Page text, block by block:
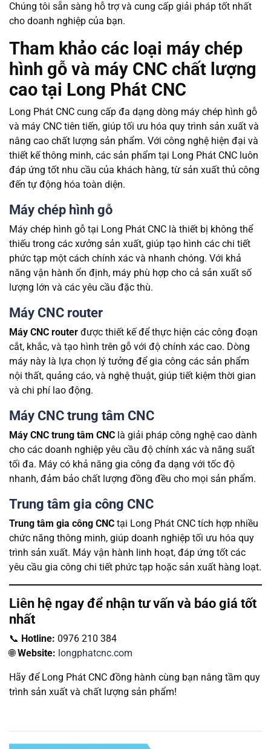
Chúng tôi sẵn sàng hỗ trợ và cung cấp giải pháp tốt nhất
cho doanh nghiệp của bạn.
Tham khảo các loại máy chép
hình gỗ và máy CNC chất lượng
cao tại Long Phát CNC
Long Phát CNC cung cấp đa dạng dòng máy chép hình gỗ
và máy CNC tiên tiến, giúp tối ưu hóa quy trình sản xuất và
nâng cao chất lượng sản phẩm. Với công nghệ hiện đại và
thiết kế thông minh, các sản phẩm tại Long Phát CNC luôn
đáp ứng tốt nhu cầu của khách hàng, từ sản xuất thủ công
đến tự động hóa toàn diện.
Máy chép hình gỗ
Máy chép hình gỗ tại Long Phát CNC là thiết bị không thể
thiếu trong các xưởng sản xuất, giúp tạo hình các chi tiết
phức tạp một cách chính xác và nhanh chóng. Với khả
năng vận hành ổn định, máy phù hợp cho cả sản xuất số
lượng lớn và các yêu cầu đặc thù.
Máy CNC router
Máy CNC router được thiết kế để thực hiện các công đoạn
cắt, khắc, và tạo hình trên gỗ với độ chính xác cao. Dòng
máy này là lựa chọn lý tưởng để gia công các sản phẩm
nội thất, quảng cáo, và nghệ thuật, giúp tiết kiệm thời gian
và chi phí lao động.
Máy CNC trung tâm CNC
Máy CNC trung tâm CNC là giải pháp công nghệ cao dành
cho các doanh nghiệp yêu cầu độ chính xác và năng suất
tối đa. Máy có khả năng gia công đa dạng với tốc độ
nhanh, đảm bảo chất lượng đồng đều cho mọi sản phẩm.
Trung tâm gia công CNC
Trung tâm gia công CNC tại Long Phát CNC tích hợp nhiều
chức năng thông minh, giúp doanh nghiệp tối ưu hóa quy
trình sản xuất. Máy vận hành linh hoạt, đáp ứng tốt các
yêu cầu gia công chi tiết phức tạp hoặc sản xuất hàng loạt.
Liên hệ ngay để nhận tư vấn và báo giá tốt
nhất
📞 Hotline: 0976 210 384
🌐Website: longphatcnc.com
Hãy để Long Phát CNC đồng hành cùng bạn nâng tầm quy
trình sản xuất và chất lượng sản phẩm!